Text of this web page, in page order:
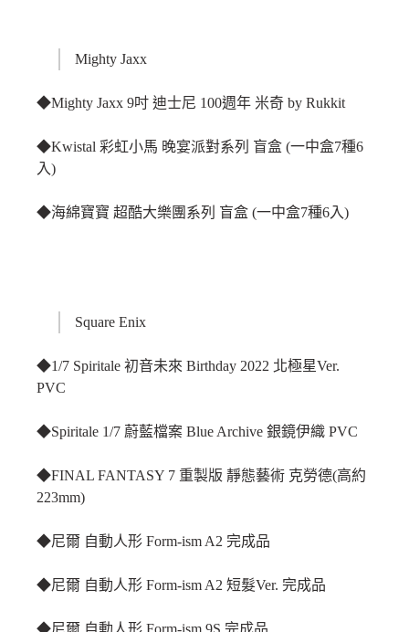
Mighty Jaxx
◆Mighty Jaxx 9吋 迪士尼 100週年 米奇 by Rukkit
◆Kwistal 彩虹小馬 晚宴派對系列 盲盒 (一中盒7種6
入)
◆海綿寶寶 超酷大樂團系列 盲盒 (一中盒7種6入)
Square Enix
◆1/7 Spiritale 初音未來 Birthday 2022 北極星Ver.
PVC
◆Spiritale 1/7 蔚藍檔案 Blue Archive 銀鏡伊織 PVC
◆FINAL FANTASY 7 重製版 靜態藝術 克勞德(高約
223mm)
◆尼爾 自動人形 Form-ism A2 完成品
◆尼爾 自動人形 Form-ism A2 短髮Ver. 完成品
◆尼爾 自動人形 Form-ism 9S 完成品